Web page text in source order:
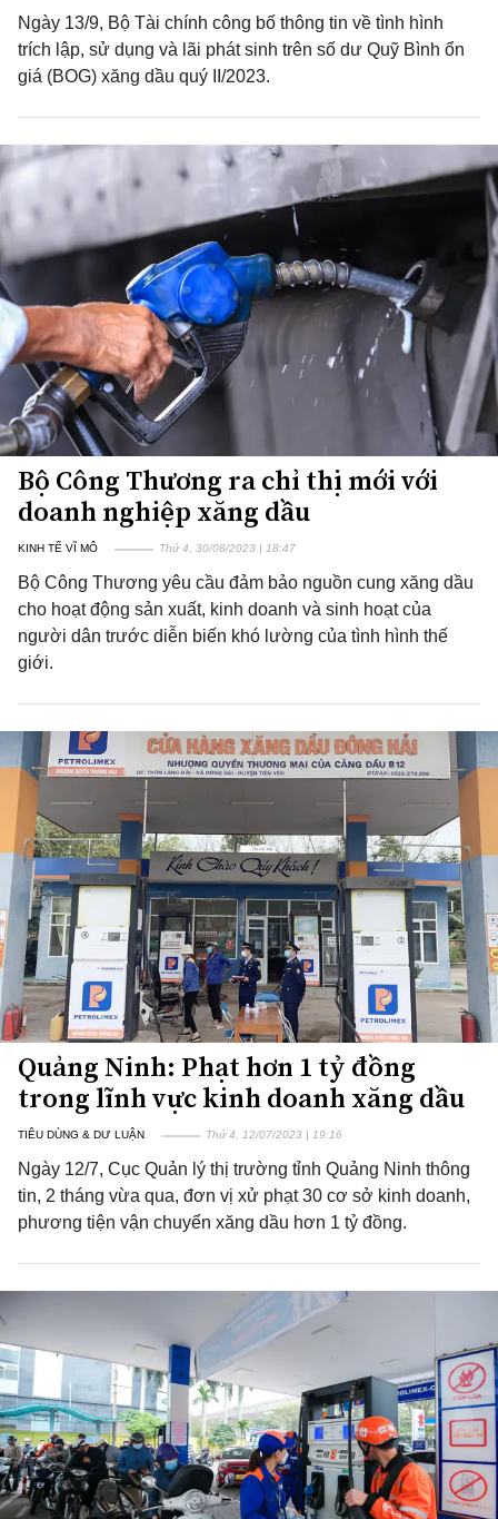
Ngày 13/9, Bộ Tài chính công bố thông tin về tình hình
trích lập, sử dụng và lãi phát sinh trên số dư Quỹ Bình ổn
giá (BOG) xăng dầu quý II/2023.
Bộ Công Thương ra chỉ thị mới với
doanh nghiệp xăng dầu
KINH TẾ VĨ MÔ Thứ 4, 30/08/2023 | 18:47
Bộ Công Thương yêu cầu đảm bảo nguồn cung xăng dầu
cho hoạt động sản xuất, kinh doanh và sinh hoạt của
người dân trước diễn biến khó lường của tình hình thế
giới.
Quảng Ninh: Phạt hơn 1 tỷ đồng
trong lĩnh vực kinh doanh xăng dầu
TIÊU DÙNG & DƯ LUẬN Thứ 4, 12/07/2023 | 19:16
Ngày 12/7, Cục Quản lý thị trường tỉnh Quảng Ninh thông
tin, 2 tháng vừa qua, đơn vị xử phạt 30 cơ sở kinh doanh,
phương tiện vận chuyển xăng dầu hơn 1 tỷ đồng.